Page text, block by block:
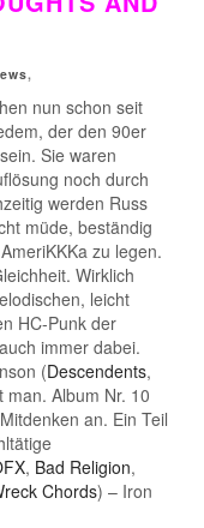
,
nun schon seit
der den 90er
Sie waren
noch durch
werden Russ
müde, beständig
zu legen.
Wirklich
leicht
HC-Punk der
immer dabei.
(Descendents,
Album Nr. 10
an. Ein Teil
, Bad Religion,
Chords) – Iron